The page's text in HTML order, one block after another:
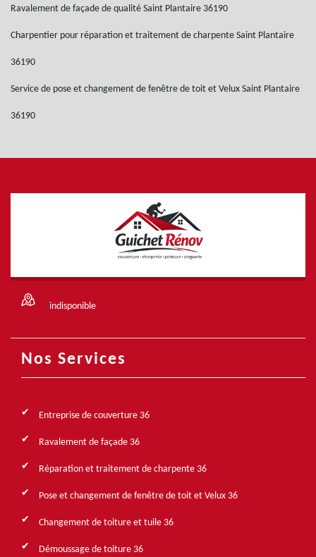
Ravalement de façade de qualité Saint Plantaire 36190
Charpentier pour réparation et traitement de charpente Saint Plantaire
36190
Service de pose et changement de fenêtre de toit et Velux Saint Plantaire
36190
indisponible
Nos Services
Entreprise de couverture 36
Ravalement de façade 36
Réparation et traitement de charpente 36
Pose et changement de fenêtre de toit et Velux 36
Changement de toiture et tuile 36
Démoussage de toiture 36